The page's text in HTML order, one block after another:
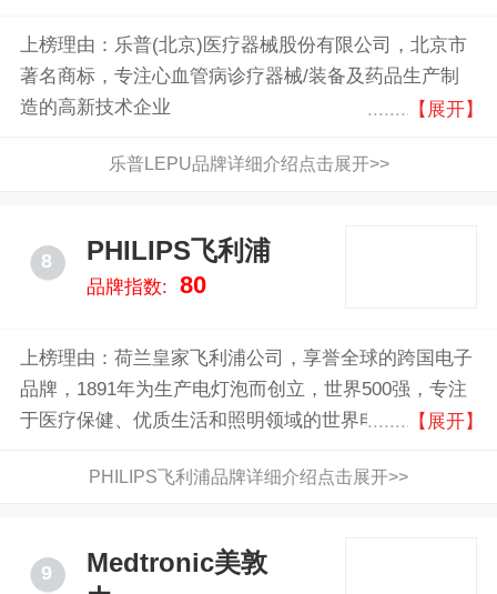
上榜理由：乐普(北京)医疗器械股份有限公司，北京市
著名商标，专注心血管病诊疗器械/装备及药品生产制
造的高新技术企业
【展开】
乐普LEPU品牌详细介绍点击展开>>
8 PHILIPS飞利浦
品牌指数: 80
上榜理由：荷兰皇家飞利浦公司，享誉全球的跨国电子
品牌，1891年为生产电灯泡而创立，世界500强，专注
于医疗保健、优质生活和照明领域的世界电子工业巨
【展开】
PHILIPS飞利浦品牌详细介绍点击展开>>
9
Medtronic美敦